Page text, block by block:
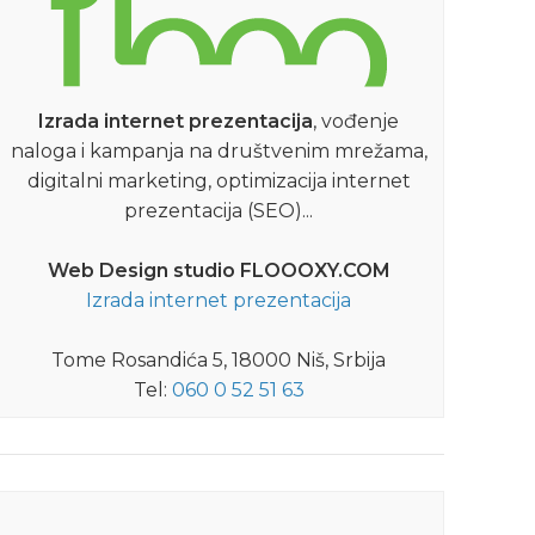
21.08.2023
Izrada internet prezentacija, vođenje
naloga i kampanja na društvenim mrežama,
digitalni marketing, optimizacija internet
prezentacija (SEO)...
Web Design studio FLOOOXY.COM
Izrada internet prezentacija
Tome Rosandića 5, 18000 Niš, Srbija
Tel: 060 0 52 51 63